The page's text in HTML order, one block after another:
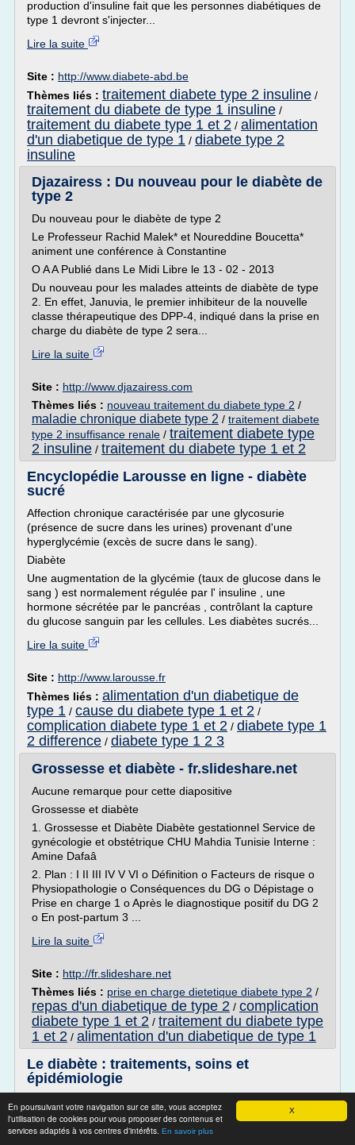
X
En poursuivant votre navigation sur ce site, vous acceptez
l'utilisation de cookies pour vous proposer des contenus et
services adaptés à vos centres d'intérêts. En savoir plus
production d'insuline fait que les personnes diabétiques de
type 1 devront s'injecter...
Lire la suite
Site : http://www.diabete-abd.be
Thèmes liés : traitement diabete type 2 insuline /
traitement du diabete de type 1 insuline /
traitement du diabete type 1 et 2 / alimentation
d'un diabetique de type 1 / diabete type 2
insuline
Djazairess : Du nouveau pour le diabète de
type 2
Du nouveau pour le diabète de type 2
Le Professeur Rachid Malek* et Noureddine Boucetta*
animent une conférence à Constantine
O A A Publié dans Le Midi Libre le 13 - 02 - 2013
Du nouveau pour les malades atteints de diabète de type
2. En effet, Januvia, le premier inhibiteur de la nouvelle
classe thérapeutique des DPP-4, indiqué dans la prise en
charge du diabète de type 2 sera...
Lire la suite
Site : http://www.djazairess.com
Thèmes liés : nouveau traitement du diabete type 2 /
maladie chronique diabete type 2 / traitement diabete
type 2 insuffisance renale / traitement diabete type
2 insuline / traitement du diabete type 1 et 2
Encyclopédie Larousse en ligne - diabète
sucré
Affection chronique caractérisée par une glycosurie
(présence de sucre dans les urines) provenant d'une
hyperglycémie (excès de sucre dans le sang).
Diabète
Une augmentation de la glycémie (taux de glucose dans le
sang ) est normalement régulée par l' insuline , une
hormone sécrétée par le pancréas , contrôlant la capture
du glucose sanguin par les cellules. Les diabètes sucrés...
Lire la suite
Site : http://www.larousse.fr
Thèmes liés : alimentation d'un diabetique de
type 1 / cause du diabete type 1 et 2 /
complication diabete type 1 et 2 / diabete type 1
2 difference / diabete type 1 2 3
Grossesse et diabète - fr.slideshare.net
Aucune remarque pour cette diapositive
Grossesse et diabète
1. Grossesse et Diabète Diabète gestationnel Service de
gynécologie et obstétrique CHU Mahdia Tunisie Interne :
Amine Dafaâ
2. Plan : I II III IV V VI o Définition o Facteurs de risque o
Physiopathologie o Conséquences du DG o Dépistage o
Prise en charge 1 o Après le diagnostique positif du DG 2
o En post-partum 3 ...
Lire la suite
Site : http://fr.slideshare.net
Thèmes liés : prise en charge dietetique diabete type 2 /
repas d'un diabetique de type 2 / complication
diabete type 1 et 2 / traitement du diabete type
1 et 2 / alimentation d'un diabetique de type 1
Le diabète : traitements, soins et
épidémiologie
Introduction
"Le diabète sucré est une affection chronique, caractérisée